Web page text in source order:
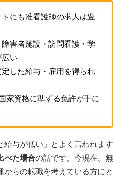
にも准看護師の求人は豊
害者施設・訪問看護・学
広い
した給与・雇用を得られ
家資格に準ずる免許が手に
給与が低い」とよく言われます
べた場合の話です。今現在、無
からの転職を考えている方にと